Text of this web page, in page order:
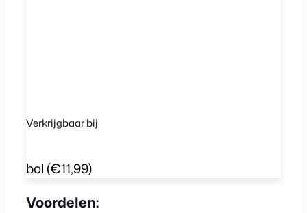
Verkrijgbaar bij
bol (€11,99)
Voordelen: